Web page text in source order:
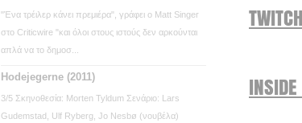
"Ένα τρέιλερ κάνει πρεμιέρα", γράφει ο Matt Singer
στο Criticwire "και όλοι στους ιστούς δεν αρκούνται
απλά να το δημοσ...
Hodejegerne (2011)
3/5 Σκηνοθεσία: Morten Tyldum Σενάριο: Lars
Gudemstad, Ulf Ryberg, Jo Nesbø (νουβέλα)
TWITCH